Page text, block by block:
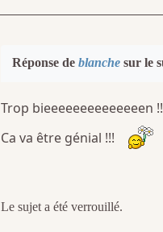
Réponse de blanchesur le
Trop bieeeeeeeeeeeeeen
Ca va être génial !!!
Le sujet a été verrouillé.